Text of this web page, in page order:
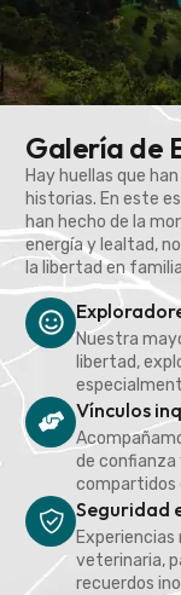
Galería de
Hay huellas que
historias. En este
han hecho de la
energía y lealtad,
la libertad en
Nuestra
libertad,
Vínculos
de
compartidos
Seguridad
veterinaria,
recuerdos